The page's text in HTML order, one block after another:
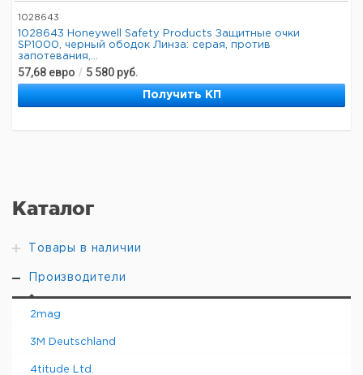
Каталог
Товары в наличии
Производители
2mag
3M Deutschland
4titude Ltd.
1028643
1028643 Honeywell Safety Products Защитные очки
SP1000, черный ободок Линза: серая, против
запотевания,...
57,68 евро / 5 580 руб.
Получить КП